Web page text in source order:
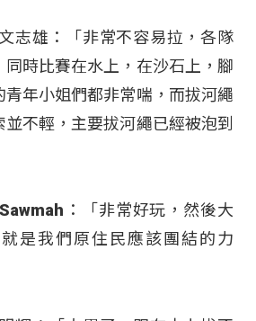
志雄：「非常不容易拉，各隊
同時比賽在水上，在沙石上，腳
青年小姐們都非常喘，而拔河繩
不輕，主要拔河繩已經被泡到
：「非常好玩，然後大
是我們原住民應該團結的力